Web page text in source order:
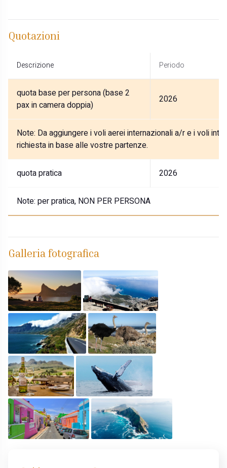
Quotazioni
Descrizione Periodo
quota base per persona (base 2
pax in camera doppia)
2026
Note: Da aggiungere i voli aerei internazionali a/r e i voli
richiesta in base alle vostre partenze.
quota pratica 2026
Note: per pratica, NON PER PERSONA
Galleria fotografica